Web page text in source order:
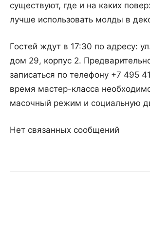
существуют, где и на каких
лучше использовать молды в
Гостей ждут в 17:30 по адресу:
дом 29, корпус 2.
записаться по телефону +7 495
время мастер-класса
масочный режим и социальную
Нет связанных сообщений